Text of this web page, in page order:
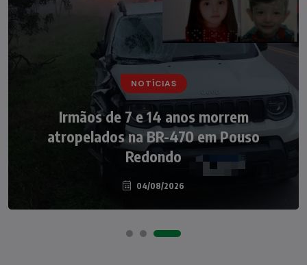
NOTÍCIAS
Irmãos de 7 e 14 anos morrem
atropelados na BR-470 em Pouso
Redondo
04/08/2026
NOTÍCIAS
Nádia Menegazzi leva o nome de Taió ao
palco do Programa Silvio Santos
07/08/2026